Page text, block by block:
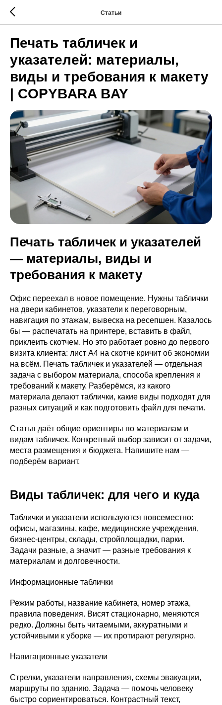
Статьи
Печать табличек и
указателей: материалы,
виды и требования к макету
| COPYBARA BAY
Печать табличек и указателей
— материалы, виды и
требования к макету
Офис переехал в новое помещение. Нужны таблички
на двери кабинетов, указатели к переговорным,
навигация по этажам, вывеска на ресепшен. Казалось
бы — распечатать на принтере, вставить в файл,
приклеить скотчем. Но это работает ровно до первого
визита клиента: лист А4 на скотче кричит об экономии
на всём. Печать табличек и указателей — отдельная
задача с выбором материала, способа крепления и
требований к макету. Разберёмся, из какого
материала делают таблички, какие виды подходят для
разных ситуаций и как подготовить файл для печати.
Статья даёт общие ориентиры по материалам и
видам табличек. Конкретный выбор зависит от задачи,
места размещения и бюджета. Напишите нам —
подберём вариант.
Виды табличек: для чего и куда
Таблички и указатели используются повсеместно:
офисы, магазины, кафе, медицинские учреждения,
бизнес-центры, склады, стройплощадки, парки.
Задачи разные, а значит — разные требования к
материалам и долговечности.
Информационные таблички
Режим работы, название кабинета, номер этажа,
правила поведения. Висят стационарно, меняются
редко. Должны быть читаемыми, аккуратными и
устойчивыми к уборке — их протирают регулярно.
Навигационные указатели
Стрелки, указатели направления, схемы эвакуации,
маршруты по зданию. Задача — помочь человеку
быстро сориентироваться. Контрастный текст,